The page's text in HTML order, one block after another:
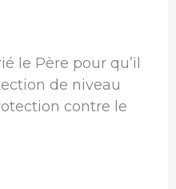
le Père pour qu’il
de niveau
contre le